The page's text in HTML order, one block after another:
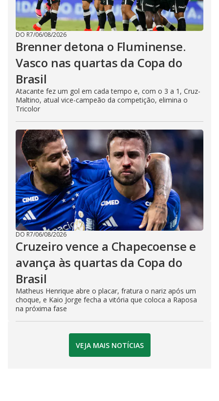
DO R7/06/08/2026
Brenner detona o Fluminense.
Vasco nas quartas da Copa do
Brasil
Atacante fez um gol em cada tempo e, com o 3 a 1, Cruz-
Maltino, atual vice-campeão da competição, elimina o
Tricolor
DO R7/06/08/2026
Cruzeiro vence a Chapecoense e
avança às quartas da Copa do
Brasil
Matheus Henrique abre o placar, fratura o nariz após um
choque, e Kaio Jorge fecha a vitória que coloca a Raposa
na próxima fase
VEJA MAIS NOTÍCIAS